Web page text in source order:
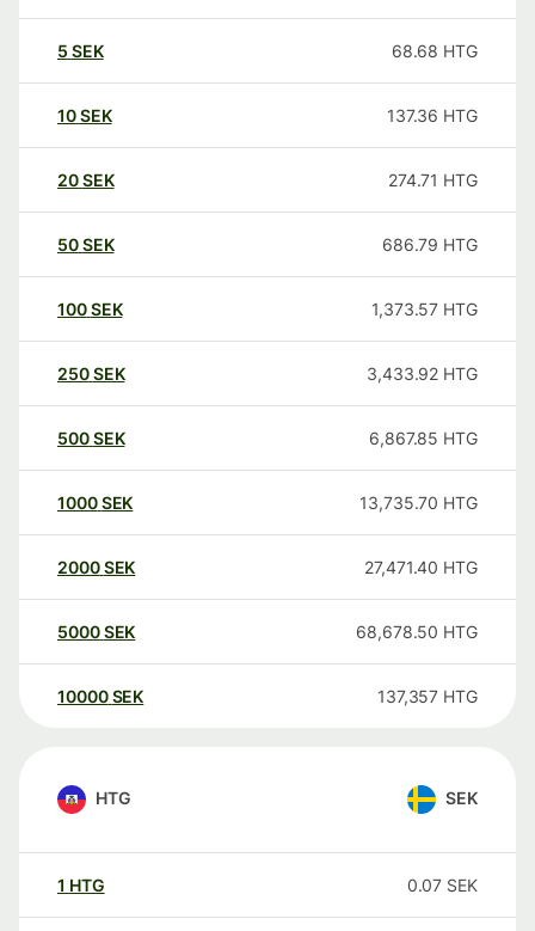
5 SEK 68.68 HTG
10SEK 137.36 HTG
20SEK 274.71 HTG
50SEK 686.79 HTG
100SEK 1,373.57 HTG
250SEK 3,433.92 HTG
500SEK 6,867.85 HTG
1000SEK 13,735.70 HTG
2000SEK 27,471.40 HTG
5000SEK 68,678.50 HTG
10000 SEK 137,357 HTG
HTG SEK
1 HTG 0.07 SEK